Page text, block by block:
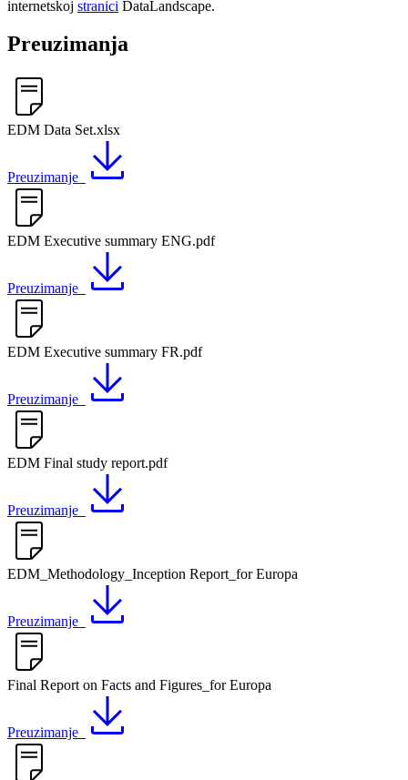
internetskoj stranici DataLandscape.
Preuzimanja
EDM Data Set.xlsx
Preuzimanje
EDM Executive summary ENG.pdf
Preuzimanje
EDM Executive summary FR.pdf
Preuzimanje
EDM Final study report.pdf
Preuzimanje
EDM_Methodology_Inception Report_for Europa
Preuzimanje
Final Report on Facts and Figures_for Europa
Preuzimanje